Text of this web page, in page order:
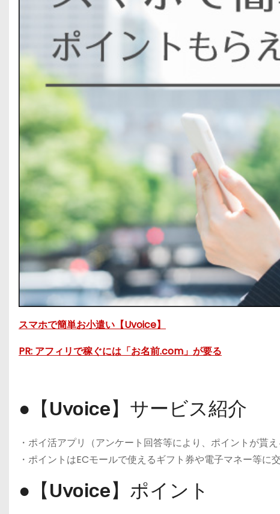
スマホで簡単お小遣い【Uvoice】
PR: アフィリで稼ぐには「お名前.com」が要る
●【Uvoice】サービス紹介
・ポイ活アプリ（アンケート回答等により、ポイントが貰え
・ポイントはECモールで使えるギフト券や電子マネー等に
●【Uvoice】ポイント